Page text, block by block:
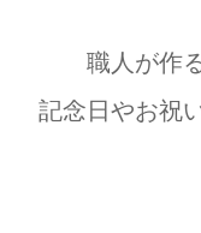
職人が作
記念日やお祝